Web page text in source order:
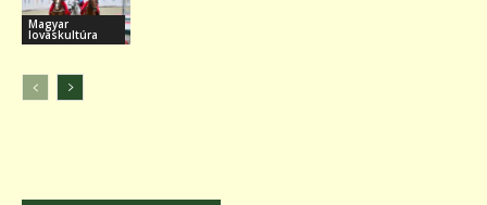
Magyar
lovaskultúra